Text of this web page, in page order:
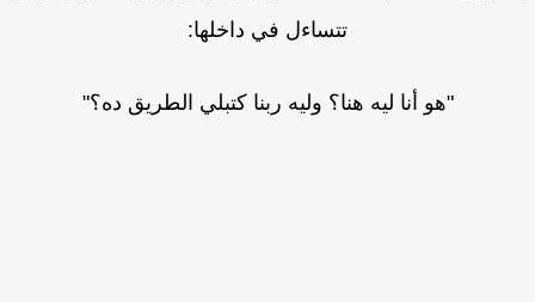
تتساءل في داخلها:
"هو أنا ليه هنا؟ وليه ربنا كتبلي الطريق ده؟"